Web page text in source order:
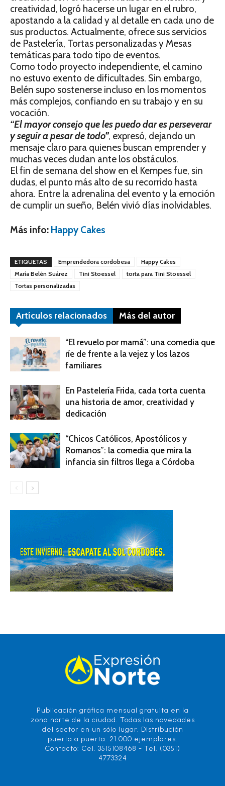
creatividad, logró hacerse un lugar en el rubro,
apostando a la calidad y al detalle en cada uno de
sus productos. Actualmente, ofrece sus servicios
de Pastelería, Tortas personalizadas y Mesas
temáticas para todo tipo de eventos.
Como todo proyecto independiente, el camino
no estuvo exento de dificultades. Sin embargo,
Belén supo sostenerse incluso en los momentos
más complejos, confiando en su trabajo y en su
vocación.
“El mayor consejo que les puedo dar es perseverar
y seguir a pesar de todo”, expresó, dejando un
mensaje claro para quienes buscan emprender y
muchas veces dudan ante los obstáculos.
El fin de semana del show en el Kempes fue, sin
dudas, el punto más alto de su recorrido hasta
ahora. Entre la adrenalina del evento y la emoción
de cumplir un sueño, Belén vivió días inolvidables.
Más info: Happy Cakes
ETIQUETAS Emprendedora cordobesa
Happy Cakes
María Belén Suárez
Tini Stoessel
torta para Tini Stoessel
Tortas personalizadas
Artículos relacionados Más del autor
“El revuelo por mamá”: una comedia que
ríe de frente a la vejez y los lazos
familiares
En Pastelería Frida, cada torta cuenta
una historia de amor, creatividad y
dedicación
“Chicos Católicos, Apostólicos y
Romanos”: la comedia que mira la
infancia sin filtros llega a Córdoba
Publicación gráfica mensual gratuita en la
zona norte de la ciudad. Todas las novedades
del sector en un sólo lugar. Distribución
puerta a puerta. 21.000 ejemplares.
Contacto: Cel. 3515108468 - Tel. (0351)
4773324